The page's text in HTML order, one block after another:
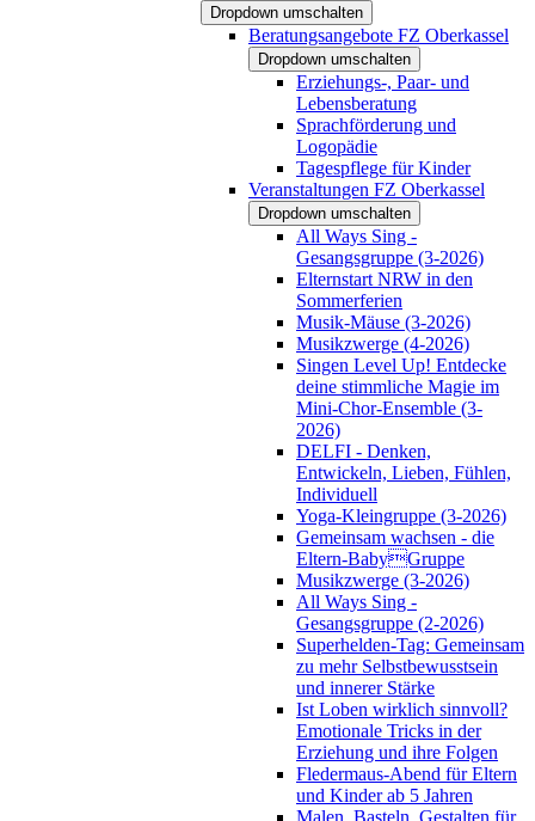
Dropdown umschalten
Beratungsangebote FZ Oberkassel
Dropdown umschalten
Erziehungs-, Paar- und
Lebensberatung
Sprachförderung und
Logopädie
Tagespflege für Kinder
Veranstaltungen FZ Oberkassel
Dropdown umschalten
All Ways Sing -
Gesangsgruppe (3-2026)
Elternstart NRW in den
Sommerferien
Musik-Mäuse (3-2026)
Musikzwerge (4-2026)
Singen Level Up! Entdecke
deine stimmliche Magie im
Mini-Chor-Ensemble (3-
2026)
DELFI - Denken,
Entwickeln, Lieben, Fühlen,
Individuell
Yoga-Kleingruppe (3-2026)
Gemeinsam wachsen - die
Eltern-BabyGruppe
Musikzwerge (3-2026)
All Ways Sing -
Gesangsgruppe (2-2026)
Superhelden-Tag: Gemeinsam
zu mehr Selbstbewusstsein
und innerer Stärke
Ist Loben wirklich sinnvoll?
Emotionale Tricks in der
Erziehung und ihre Folgen
Fledermaus-Abend für Eltern
und Kinder ab 5 Jahren
Malen, Basteln, Gestalten für